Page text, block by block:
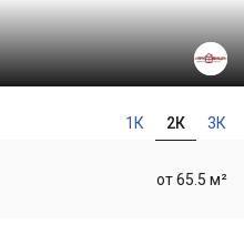
1К 2К 3К
от 65.5 м²